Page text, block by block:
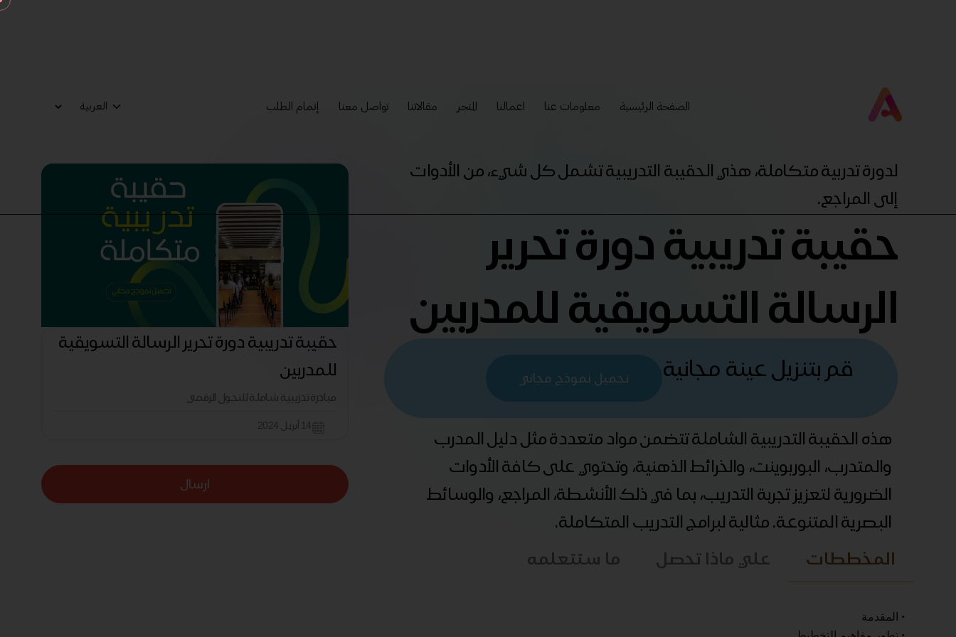
الصفحة الرئيسية معلومات عنا اعمالنا المتجر مقالاتنا تواصل معنا إتمام الطلب
لدورة تدربية متكاملة، هذي الحقيبة التدريبية تشمل كل شيء، من الأدوات
إلى المراجع.
حقيبة تدريبية دورة تحرير
الرسالة التسويقية للمدربين
قم بتنزيل عينة مجانية تحميل نموذج مجاني
هذه الحقيبة التدريبية الشاملة تتضمن مواد متعددة مثل دليل المدرب
والمتدرب، البوربوينت، والخرائط الذهنية، وتحتوي على كافة الأدوات
الضرورية لتعزيز تجربة التدريب، بما في ذلك الأنشطة، المراجع، والوسائط
البصرية المتنوعة. مثالية لبرامج التدريب المتكاملة.
حقيبة تدريبية دورة تحرير الرسالة التسويقية
للمدربين
مبادرة تدريبية شاملة للتحول الرقمي
14 أبريل 2024
ارسال
المخططات علي ماذا تحصل ما ستتعلمه
• المقدمة